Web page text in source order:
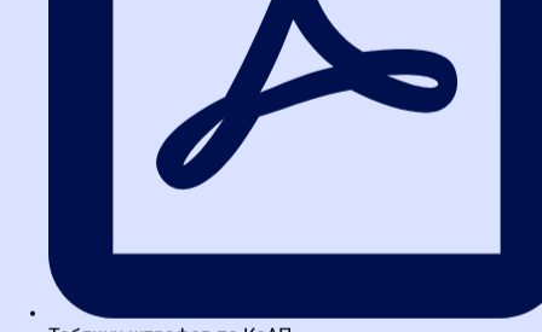
Жалобу здесь может подать победитель закупки или участник,
признанный уклонившимся от заключения контракта. Предмет
обжалования — нарушения, допущенные заказчиком при
процедуре подписания (например, изменение проекта контракта
в одностороннем порядке). Срок жесткий —
заключения контракта
пропущен?
Если административный срок для обжалования в ФАС истек, это